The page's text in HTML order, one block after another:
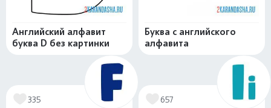
Английский алфавит
буква D без картинки
Буква c английского
алфавита
335 657